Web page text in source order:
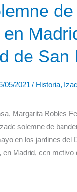
de
de San
05/2021/ Historia,
Margarita Robles
solemne de
en los jardines del
en Madrid, con motivo